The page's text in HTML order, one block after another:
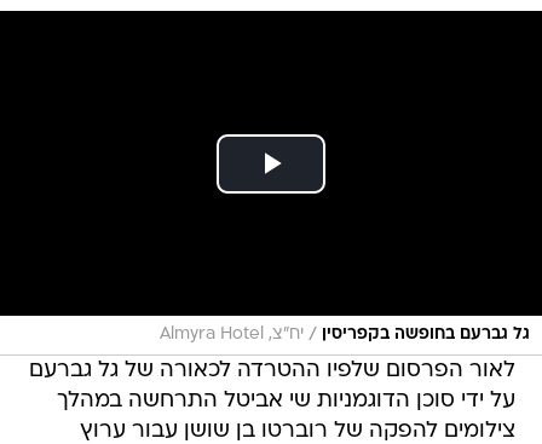
גל גברעם בחופשה בקפריסין / יח"צ, Almyra Hotel
לאור הפרסום שלפיו ההטרדה לכאורה של גל גברעם
על ידי סוכן הדוגמניות שי אביטל התרחשה במהלך
צילומים להפקה של רוברטו בן שושן עבור ערוץ